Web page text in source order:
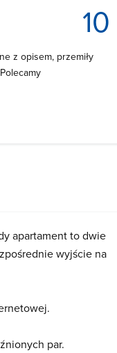
10
z opisem, przemiły
apartament to dwie
wyjście na
par.